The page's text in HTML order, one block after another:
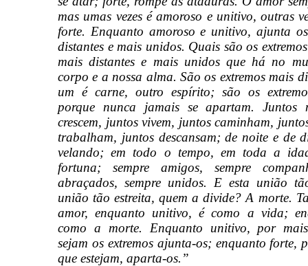
mas umas vezes é amoroso e unitivo, outras
forte. Enquanto amoroso e unitivo, ajunta
distantes e mais unidos. Quais são os
mais distantes e mais unidos que há no
corpo e a nossa alma. São os extremos mais
um é carne, outro espírito; são os
porque nunca jamais se apartam. Juntos
crescem, juntos vivem, juntos caminham,
trabalham, juntos descansam; de noite e de
velando; em todo o tempo, em toda a
fortuna; sempre amigos, sempre
abraçados, sempre unidos. E esta união
união tão estreita, quem a divide? A morte.
amor, enquanto unitivo, é como a vida;
como a morte. Enquanto unitivo, por
sejam os extremos ajunta-os; enquanto forte,
que estejam, aparta-os.”